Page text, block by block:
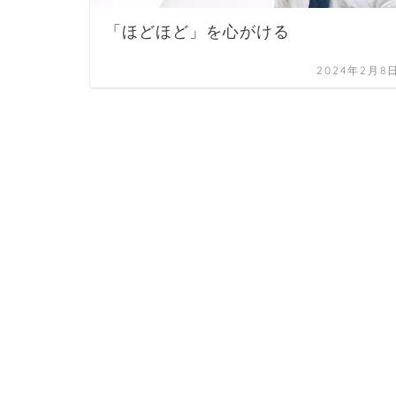
「ほどほど」を心がける
2024年2月8